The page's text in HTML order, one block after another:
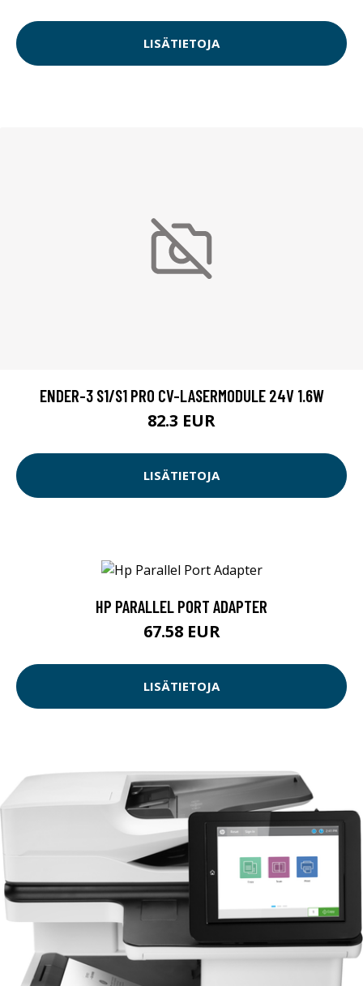
LISÄTIETOJA
ENDER-3 S1/S1 PRO CV-LASERMODULE 24V 1.6W
82.3 EUR
LISÄTIETOJA
HP PARALLEL PORT ADAPTER
67.58 EUR
LISÄTIETOJA